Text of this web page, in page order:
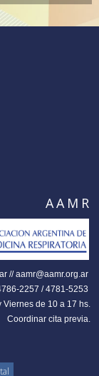
AAMR
// aamr@aamr.org.ar
2257 / 4781-5253
Viernes de 10 a 17 hs.
Coordinar cita previa.